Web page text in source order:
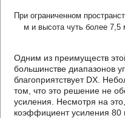
При ограниченном
м и высота чуть более
Одним из преимуществ
большинстве диапазонов
благоприятствует DX.
том, что это решение не
усиления. Несмотря на
коэффициент усиления 80